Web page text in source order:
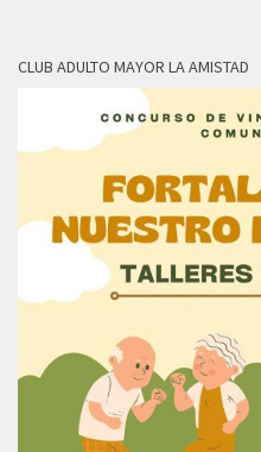
CLUB ADULTO MAYOR LA AMISTAD